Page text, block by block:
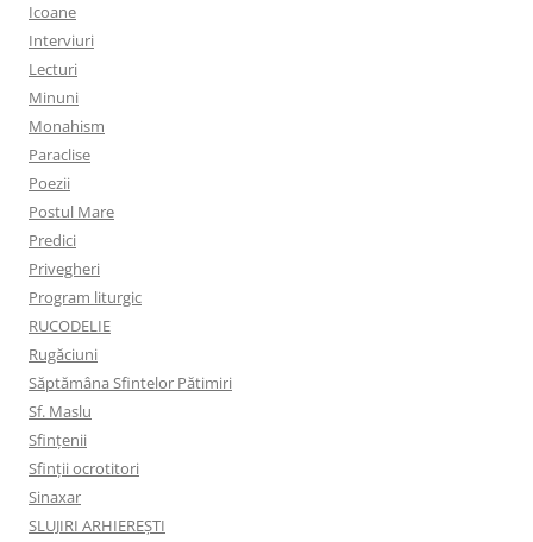
Icoane
Interviuri
Lecturi
Minuni
Monahism
Paraclise
Poezii
Postul Mare
Predici
Privegheri
Program liturgic
RUCODELIE
Rugăciuni
Săptămâna Sfintelor Pătimiri
Sf. Maslu
Sfințenii
Sfinții ocrotitori
Sinaxar
SLUJIRI ARHIEREȘTI